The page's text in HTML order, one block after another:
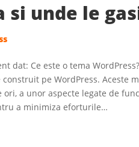
si unde le
dat: Ce este o tema
pe WordPress. Aceste
a unor aspecte legate de
a minimiza eforturile…